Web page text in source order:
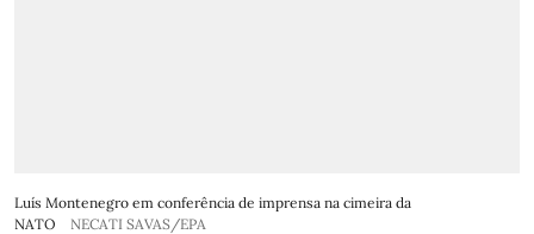
Luís Montenegro em conferência de imprensa na cimeira da
NATO
NECATI SAVAS/EPA